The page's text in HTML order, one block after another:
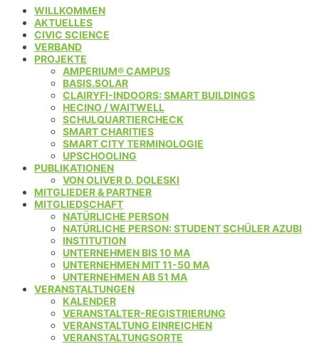
WILLKOMMEN
AKTUELLES
CIVIC SCIENCE
VERBAND
PROJEKTE
AMPERIUM® CAMPUS
BASIS.SOLAR
CLAIRYFI-INDOORS: SMART BUILDINGS
HECINO / WAITWELL
SCHULQUARTIERCHECK
SMART CHARITIES
SMART CITY TERMINOLOGIE
UPSCHOOLING
PUBLIKATIONEN
VON OLIVER D. DOLESKI
MITGLIEDER & PARTNER
MITGLIEDSCHAFT
NATÜRLICHE PERSON
NATÜRLICHE PERSON: STUDENT SCHÜLER AZUBI
INSTITUTION
UNTERNEHMEN BIS 10 MA
UNTERNEHMEN MIT 11-50 MA
UNTERNEHMEN AB 51 MA
VERANSTALTUNGEN
KALENDER
VERANSTALTER-REGISTRIERUNG
VERANSTALTUNG EINREICHEN
VERANSTALTUNGSORTE